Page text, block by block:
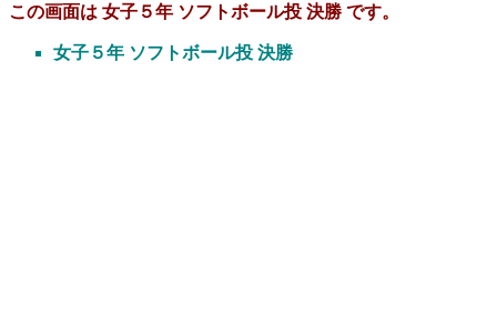
この画面は 女子５年 ソフトボール投 決勝 です。
女子５年 ソフトボール投 決勝